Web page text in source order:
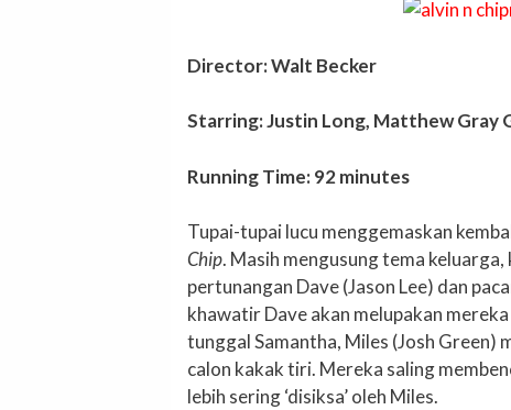
Director: Walt Becker
Starring: Justin Long, Matthew Gray
Running Time: 92 minutes
Tupai-tupai lucu menggemaskan
Chip. Masih mengusung tema
pertunangan Dave (Jason Lee) dan
khawatir Dave akan melupakan
tunggal Samantha, Miles (Josh Green)
calon kakak tiri. Mereka saling
lebih sering ‘disiksa’ oleh Miles.